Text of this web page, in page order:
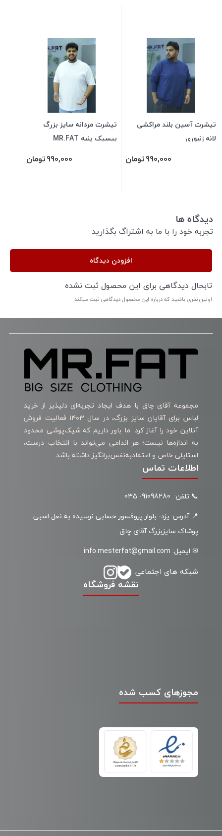
تیشرت آسین بلند مراکشی
لانه زنبوری
990,000تومان
تیشرت مردانه سایز بزرگ
بیسیک پنبه MR.FAT
990,000تومان
دیدگاه ها
تجربه خود را با ما به اشتراگ بگذارید
افزودن دیدگاه
تابحال دیدگاهی برای این محصول ثبت نشده
اولین نفری باشید که درباره این محصول دیدگاهی ثبت میکند
مجموعه آقای چاق با هدف ایجاد تجربه‌ای دلپذیر از خرید
لباس برای آقایان سایز بزرگ، در سال ۱۴۰۳ فعالیت فروش
آنلاین خود را آغاز کرد. ما باور داریم که شیک‌پوشی محدود
به اندازه‌ها نیست؛ هر اندامی می‌تواند با انتخاب درست،
استایلی خاص و اعتمادبه‌نفس‌برانگیز داشته باشد.
مجوزهای کسب شده
اطلاعات تماس
📞 تلفن: 91098280- 035
📍 آدرس: یزد- بلوار پروفسور حسابی نرسیده به نعل اسبی
پوشاک سایزبزرگ آقای چاق
✉ ایمیل: info.mesterfat@gmail.com
شبکه های اجتماعی :
نقشه فروشگاه